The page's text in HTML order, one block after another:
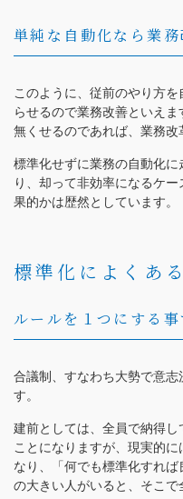
単純な自動化なら業
このように、従前のやり方
らせるので業務改善といえ
無くせるのであれば、業務改
標準化せずに業務の自動化
り、却って非効率になるケ
果的かは歴然としています。
標準化によくあ
ルールを１つにする事
合議制、すなわち大勢で意
す。
建前としては、全員で納得
ことになりますが、現実的に
なり、「何でも標準化すれ
の大きい人がいると、そこで